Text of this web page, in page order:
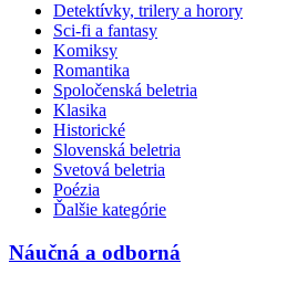
Detektívky, trilery a horory
Sci-fi a fantasy
Komiksy
Romantika
Spoločenská beletria
Klasika
Historické
Slovenská beletria
Svetová beletria
Poézia
Ďalšie kategórie
Náučná a odborná